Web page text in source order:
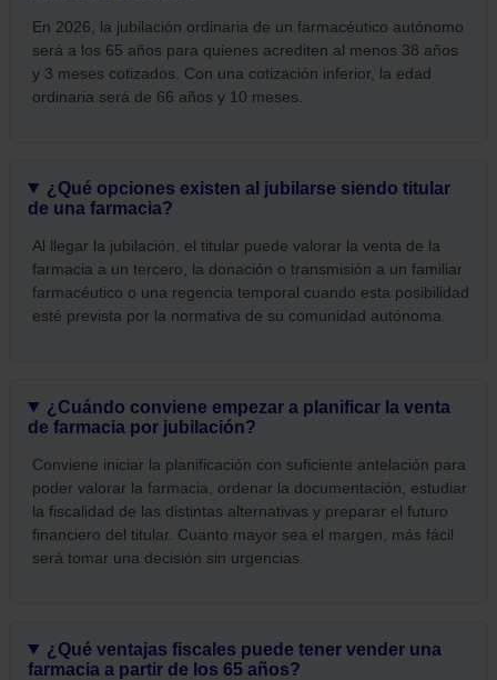
En 2026, la jubilación ordinaria de un farmacéutico autónomo
será a los 65 años para quienes acrediten al menos 38 años
y 3 meses cotizados. Con una cotización inferior, la edad
ordinaria será de 66 años y 10 meses.
¿Qué opciones existen al jubilarse siendo titular
de una farmacia?
Al llegar la jubilación, el titular puede valorar la venta de la
farmacia a un tercero, la donación o transmisión a un familiar
farmacéutico o una regencia temporal cuando esta posibilidad
esté prevista por la normativa de su comunidad autónoma.
¿Cuándo conviene empezar a planificar la venta
de farmacia por jubilación?
Conviene iniciar la planificación con suficiente antelación para
poder valorar la farmacia, ordenar la documentación, estudiar
la fiscalidad de las distintas alternativas y preparar el futuro
financiero del titular. Cuanto mayor sea el margen, más fácil
será tomar una decisión sin urgencias.
¿Qué ventajas fiscales puede tener vender una
farmacia a partir de los 65 años?